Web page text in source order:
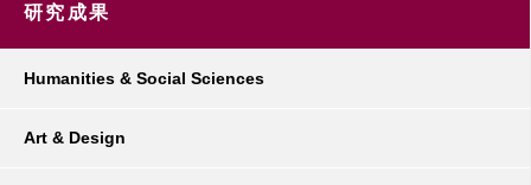
研究成果
Humanities & Social Sciences
Art & Design